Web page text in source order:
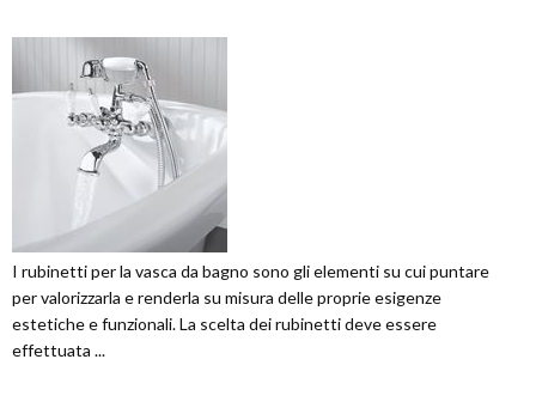
I rubinetti per la vasca da bagno sono gli elementi su cui puntare
per valorizzarla e renderla su misura delle proprie esigenze
estetiche e funzionali. La scelta dei rubinetti deve essere
effettuata ...